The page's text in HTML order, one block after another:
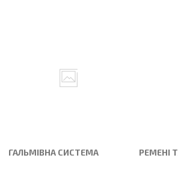
ГАЛЬМІВНА СИСТЕМА РЕМЕНІ